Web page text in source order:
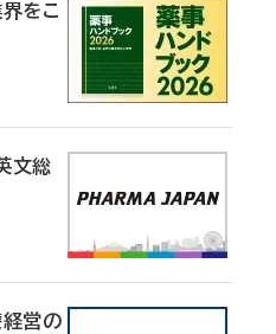
界をこ
文総
経営の